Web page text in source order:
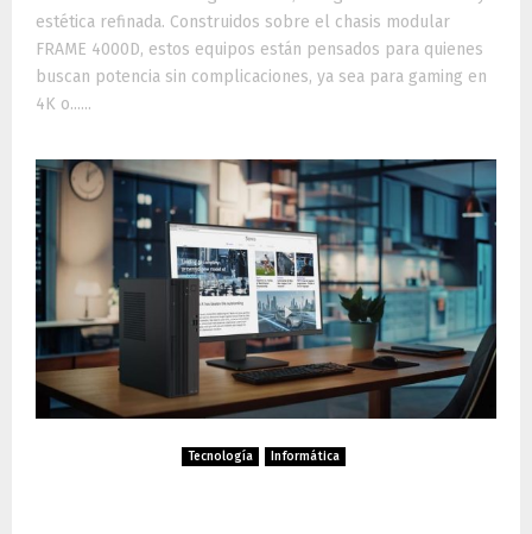
estética refinada. Construidos sobre el chasis modular
FRAME 4000D, estos equipos están pensados para quienes
buscan potencia sin complicaciones, ya sea para gaming en
4K o......
Tecnología Informática